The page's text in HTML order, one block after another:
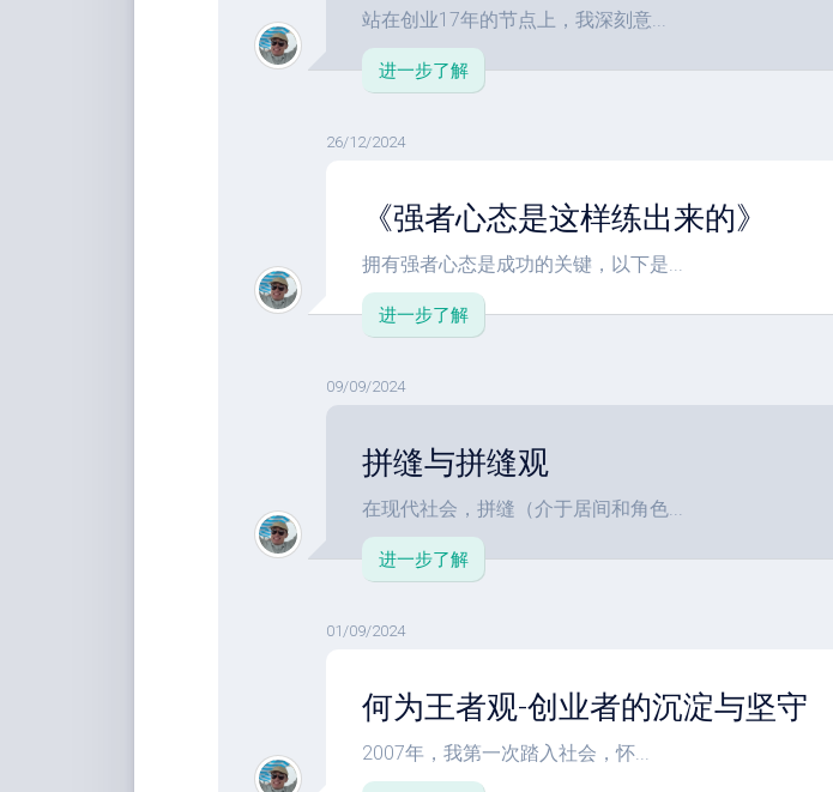
站在创业17年的节点上，我深刻意...
进一步了解
26/12/2024
《强者心态是这样练出来的》
拥有强者心态是成功的关键，以下是...
进一步了解
09/09/2024
拼缝与拼缝观
在现代社会，拼缝（介于居间和角色...
进一步了解
01/09/2024
何为王者观-创业者的沉淀与坚守
2007年，我第一次踏入社会，怀...